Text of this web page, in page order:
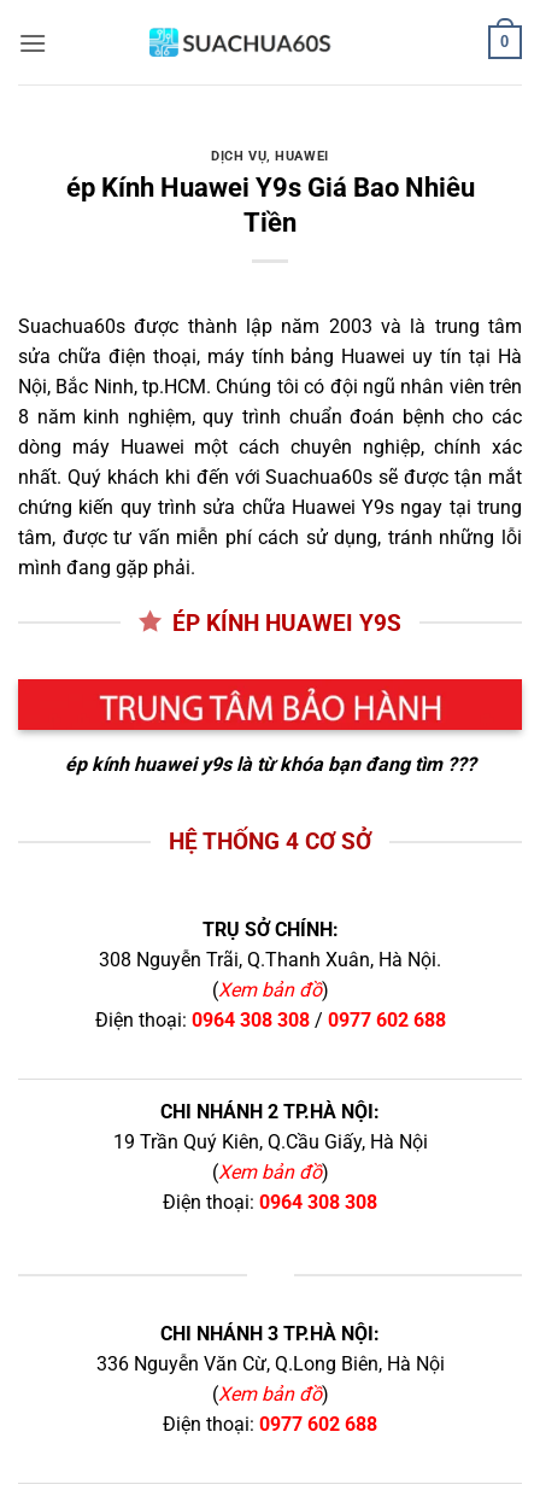
qua
0
DỊCH VỤ,HUAWEI
ép Kính Huawei Y9s Giá Bao Nhiêu
Tiền
Suachua60s được thành lập năm 2003 và là trung tâm
sửa chữa điện thoại, máy tính bảng Huawei uy tín tại Hà
Nội, Bắc Ninh, tp.HCM. Chúng tôi có đội ngũ nhân viên trên
8 năm kinh nghiệm, quy trình chuẩn đoán bệnh cho các
dòng máy Huawei một cách chuyên nghiệp, chính xác
nhất. Quý khách khi đến với Suachua60s sẽ được tận mắt
chứng kiến quy trình sửa chữa Huawei Y9s ngay tại trung
tâm, được tư vấn miễn phí cách sử dụng, tránh những lỗi
mình đang gặp phải.
ÉP KÍNH HUAWEI Y9S
ép kính huawei y9slà từ khóa bạn đang tìm ???
HỆ THỐNG 4 CƠ SỞ
TRỤ SỞ CHÍNH:
308 Nguyễn Trãi, Q.Thanh Xuân, Hà Nội.
(Xem bản đồ)
Điện thoại: 0964 308 308/ 0977 602 688
CHI NHÁNH 2 TP.HÀ NỘI:
19 Trần Quý Kiên, Q.Cầu Giấy, Hà Nội
(Xem bản đồ)
Điện thoại: 0964 308 308
CHI NHÁNH 3 TP.HÀ NỘI:
336 Nguyễn Văn Cừ, Q.Long Biên, Hà Nội
(Xem bản đồ)
Điện thoại: 0977 602 688